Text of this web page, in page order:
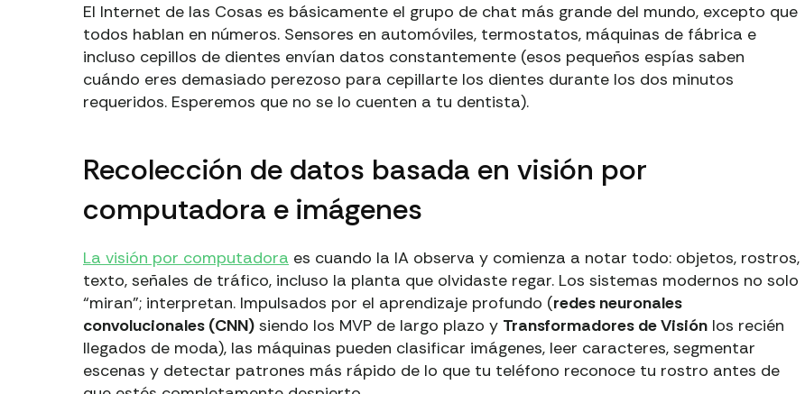
El Internet de las Cosas es básicamente el grupo de chat más grande del mundo, excepto que
todos hablan en números. Sensores en automóviles, termostatos, máquinas de fábrica e
incluso cepillos de dientes envían datos constantemente (esos pequeños espías saben
cuándo eres demasiado perezoso para cepillarte los dientes durante los dos minutos
requeridos. Esperemos que no se lo cuenten a tu dentista).
Recolección de datos basada en visión por
computadora e imágenes
La visión por computadora es cuando la IA observa y comienza a notar todo: objetos, rostros,
texto, señales de tráfico, incluso la planta que olvidaste regar. Los sistemas modernos no solo
“miran”; interpretan. Impulsados por el aprendizaje profundo (redes neuronales
convolucionales (CNN) siendo los MVP de largo plazo y Transformadores de Visión los recién
llegados de moda), las máquinas pueden clasificar imágenes, leer caracteres, segmentar
escenas y detectar patrones más rápido de lo que tu teléfono reconoce tu rostro antes de